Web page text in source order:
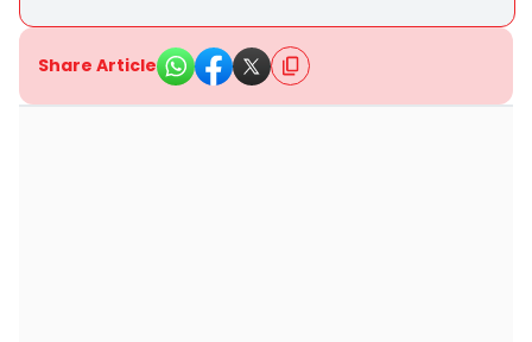
Share Article